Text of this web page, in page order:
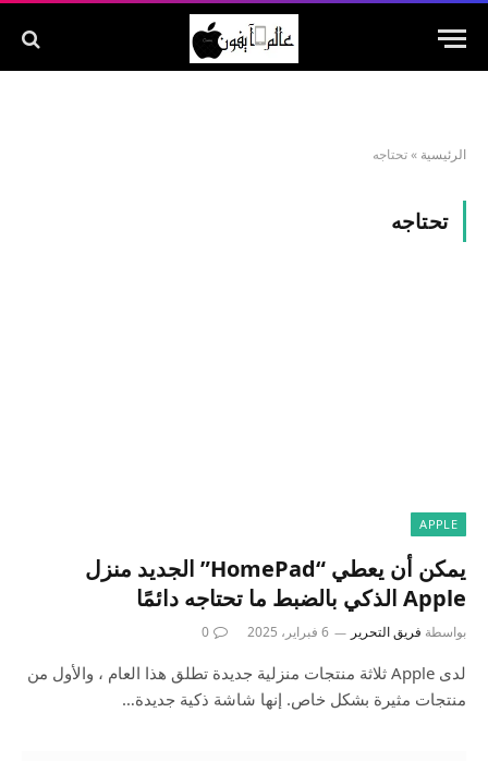
الرئيسية »تحتاجه
تحتاجه
APPLE
يمكن أن يعطي “HomePad” الجديد منزل
Apple الذكي بالضبط ما تحتاجه دائمًا
بواسطة فريق التحرير 6 فبراير، 2025 0
لدى Apple ثلاثة منتجات منزلية جديدة تطلق هذا العام ، والأول من
منتجات مثيرة بشكل خاص. إنها شاشة ذكية جديدة…